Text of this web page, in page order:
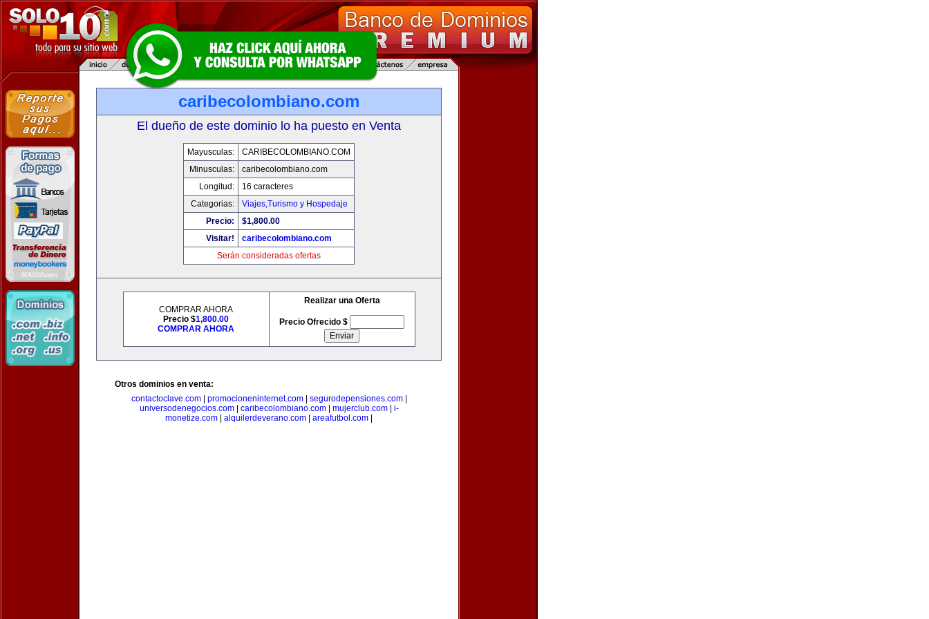
caribecolombiano.com
El dueño de este dominio lo ha puesto en Venta
Mayusculas:
CARIBECOLOMBIANO.COM
Minusculas:
caribecolombiano.com
Longitud:
16 caracteres
Categorias:
Viajes,Turismo y Hospedaje
Precio:
$1,800.00
Visitar!
caribecolombiano.com
Serán consideradas ofertas
COMPRAR AHORA
Precio $1,800.00
COMPRAR AHORA
Realizar una Oferta
Precio Ofrecido $
Otros dominios en venta:
contactoclave.com| promocioneninternet.com| segurodepensiones.com|
universodenegocios.com| caribecolombiano.com| mujerclub.com| i-
monetize.com
alquilerdeverano.com areafutbol.com